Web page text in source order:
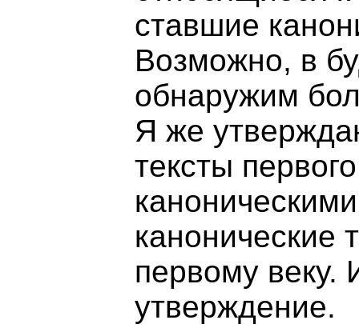
ставшие
Возможно, в
обнаружим
Я же
тексты
канонические
первому веку.
утверждение.